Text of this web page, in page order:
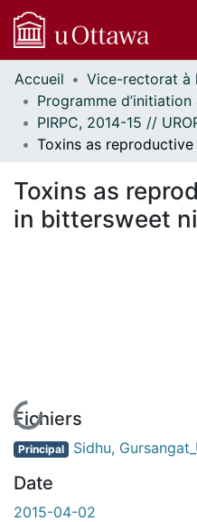
Communautés
et collections
Parcourir
Statistiques
À propos
Accueil
Toxins as
in bittersweet
En cours de chargement...
Fichiers
Principal Sidhu,
Date
2015-04-02